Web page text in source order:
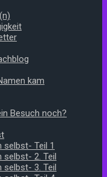
kam
Besuch noch?
selbst- Teil 1
selbst- 2. Teil
selbst- 3. Teil